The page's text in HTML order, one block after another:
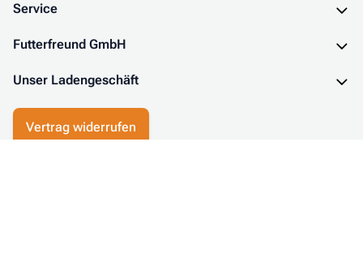
Service
Futterfreund GmbH
Unser Ladengeschäft
Vertrag widerrufen